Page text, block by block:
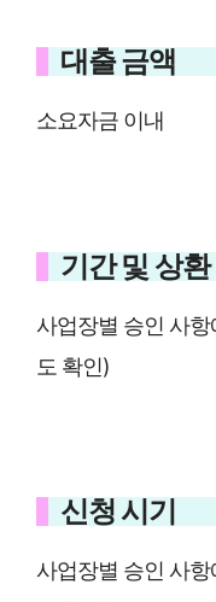
대출 금액
소요자금 이내
기간 및 상환
사업장별 승인 사
도 확인)
신청 시기
사업장별 승인 사